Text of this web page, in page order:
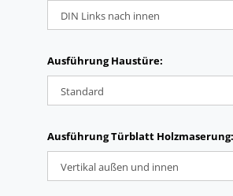
Ausführung Haustüre:
Ausführung Türblatt Holzmaserung: